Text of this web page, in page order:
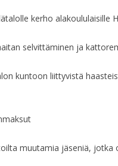
kerho alakoululaisille
selvittäminen ja
kuntoon liittyvistä
muutamia jäseniä,